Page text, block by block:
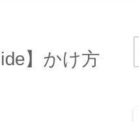
】かけ方